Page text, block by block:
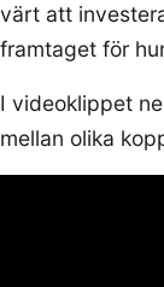
värt att
framtaget för
I videoklippet
mellan olika